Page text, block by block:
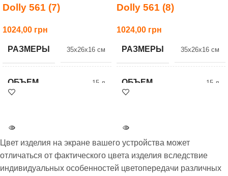
Dolly 561 (7)
1024,00
РАЗМЕРЫ 35x26x16 см
ОБЪЕМ 15 л
ЦВЕТ
Dolly 561 (8)
1024,00
РАЗМЕРЫ 35x26x16 см
ОБЪЕМ 15 л
ЦВЕТ
Цвет изделия на экране вашего устройства может
отличаться от фактического цвета изделия вследствие
индивидуальных особенностей цветопередачи различных